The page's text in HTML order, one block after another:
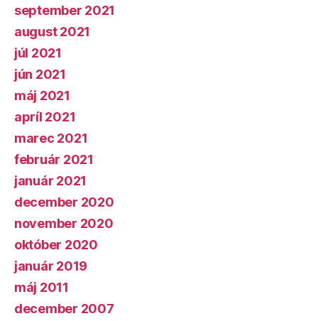
september 2021
august 2021
júl 2021
jún 2021
máj 2021
apríl 2021
marec 2021
február 2021
január 2021
december 2020
november 2020
október 2020
január 2019
máj 2011
december 2007